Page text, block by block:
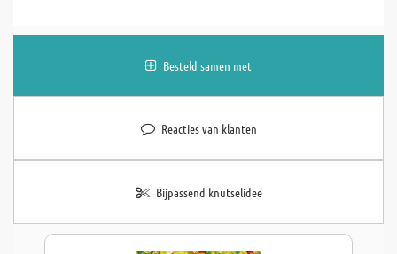
Besteld samen met
Reacties van klanten
Bijpassend knutselidee